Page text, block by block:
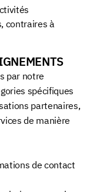
contraires à
par notre
spécifiques
partenaires,
de manière
de contact